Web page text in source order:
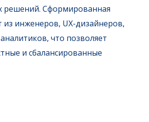
решений. Сформированная
из инженеров, UX-дизайнеров,
что позволяет
и сбалансированные